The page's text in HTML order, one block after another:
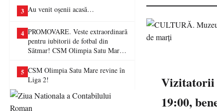
3 Au venit oșenii acasă…
4 PROMOVARE. Veste extraordinară
pentru iubitorii de fotbal din
Sătmar! CSM Olimpia Satu Mare
5 CSM Olimpia Satu Mare revine în
Liga 2!
Vizitatorii
19:00,